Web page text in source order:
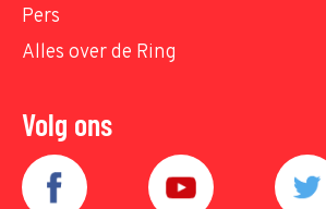
Pers
Alles over de Ring
Volg ons